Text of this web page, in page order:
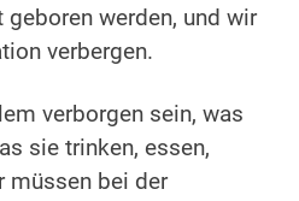
werden, und wir
verbergen.
verborgen sein, was
sie trinken, essen,
müssen bei der